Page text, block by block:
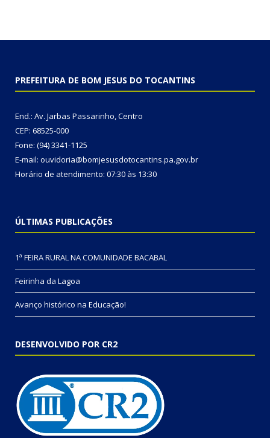
PREFEITURA DE BOM JESUS DO TOCANTINS
End.: Av. Jarbas Passarinho, Centro
CEP: 68525-000
Fone: (94) 3341-1125
E-mail: ouvidoria@bomjesusdotocantins.pa.gov.br
Horário de atendimento: 07:30 às 13:30
ÚLTIMAS PUBLICAÇÕES
1ª FEIRA RURAL NA COMUNIDADE BACABAL
Feirinha da Lagoa
Avanço histórico na Educação!
DESENVOLVIDO POR CR2